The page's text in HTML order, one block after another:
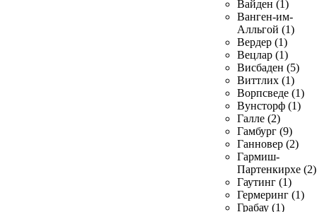
Вайден (1)
Ванген-им-
Алльгой (1)
Вердер (1)
Вецлар (1)
Висбаден (5)
Виттлих (1)
Ворпсведе (1)
Вунсторф (1)
Галле (2)
Гамбург (9)
Ганновер (2)
Гармиш-
Партенкирхе (2)
Гаутинг (1)
Гермеринг (1)
Грабау (1)